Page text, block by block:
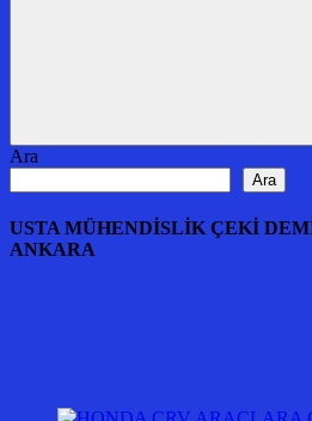
Ara
Ara
Ara
USTA MÜHENDİSLİK ÇEKİ
ANKARA